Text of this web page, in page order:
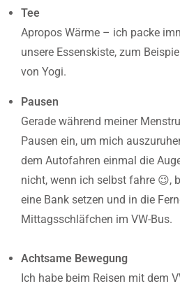
Tee
Apropos Wärme – ich packe
unsere Essenskiste, zum
von Yogi.
Pausen
Gerade während meiner
Pausen ein, um mich
dem Autofahren einmal die
nicht, wenn ich selbst fahre 😉,
eine Bank setzen und in die
Mittagsschläfchen im VW-Bus.
Achtsame Bewegung
Ich habe beim Reisen mit dem